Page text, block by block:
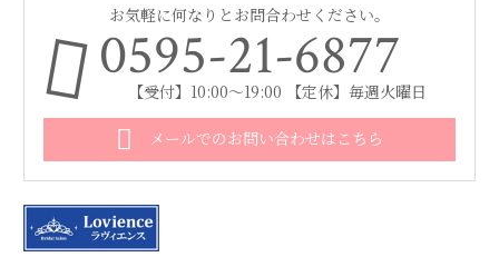
お気軽に何なりとお問合わせください。
0595-21-6877
【受付】10:00～19:00 【定休】毎週火曜日
メールでのお問い合わせはこちら